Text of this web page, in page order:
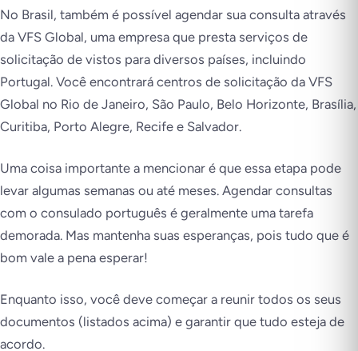
No Brasil, também é possível agendar sua consulta através
da VFS Global, uma empresa que presta serviços de
solicitação de vistos para diversos países, incluindo
Portugal. Você encontrará centros de solicitação da VFS
Global no Rio de Janeiro, São Paulo, Belo Horizonte, Brasília,
Curitiba, Porto Alegre, Recife e Salvador.
Uma coisa importante a mencionar é que essa etapa pode
levar algumas semanas ou até meses. Agendar consultas
com o consulado português é geralmente uma tarefa
demorada. Mas mantenha suas esperanças, pois tudo que é
bom vale a pena esperar!
Enquanto isso, você deve começar a reunir todos os seus
documentos (listados acima) e garantir que tudo esteja de
acordo.